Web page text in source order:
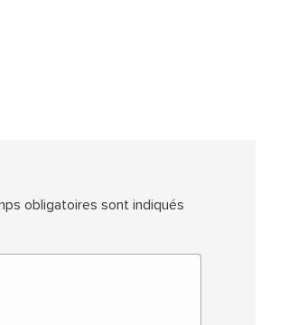
obligatoires sont indiqués